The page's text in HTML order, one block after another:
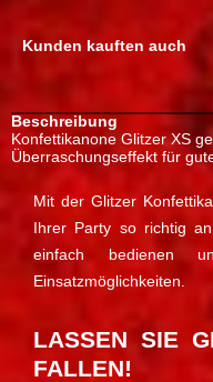
Kunden kauften auch
Beschreibung
Konfettikanone Glitzer XS
Überraschungseffekt für
Mit der Glitzer
Ihrer Party so richtig
einfach bedienen
Einsatzmöglichkeiten.
LASSEN SIE
FALLEN!